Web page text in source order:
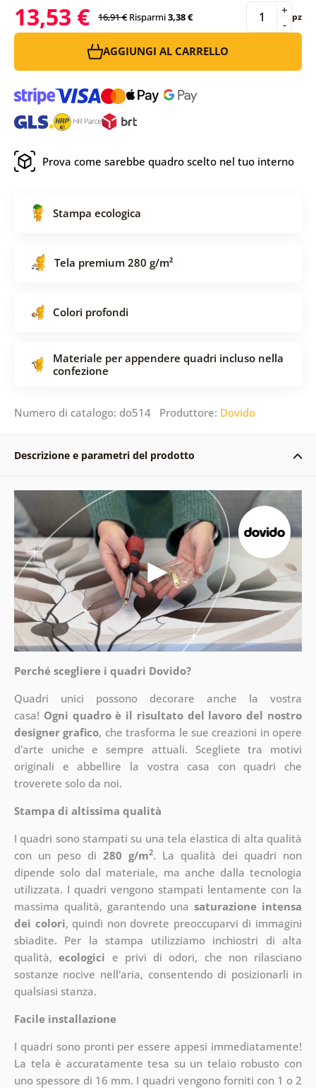
13,53 € 16,91 € Risparmi3,38 € -
+ pz
AGGIUNGI AL CARRELLO
Prova come sarebbe quadro scelto nel tuo interno
Stampa ecologica
Tela premium 280 g/m²
Colori profondi
Materiale per appendere quadri incluso nella
confezione
Numero di catalogo: do514 Produttore: Dovido
Descrizione e parametri del prodotto
Perché scegliere i quadri Dovido?
Quadri unici possono decorare anche la vostra
casa! Ogni quadro è il risultato del lavoro del nostro
designer grafico, chetrasforma le sue creazioni in opere
d'arte uniche e sempre attuali. Scegliete tra motivi
originali e abbellire la vostra casa con quadri che
troverete solo da noi.
Stampa di altissima qualità
I quadri sono stampati su una tela elastica di alta qualità
con un peso di 280 g/m2. La qualità dei quadri non
dipende solo dal materiale, ma anche dalla tecnologia
utilizzata. I quadri vengono stampati lentamente con la
massima qualità, garantendo unasaturazione intensa
dei colori, quindi non dovrete preoccuparvi di immagini
sbiadite. Per la stampa utilizziamo inchiostri di alta
qualità,ecologici e privi di odori, che non rilasciano
sostanze nocive nell'aria, consentendo di posizionarli in
qualsiasi stanza.
Facile installazione
I quadri sono pronti per essere appesi immediatamente!
La tela è accuratamente tesa su un telaio robusto con
uno spessore di 16 mm. I quadri vengono forniti con 1 o 2